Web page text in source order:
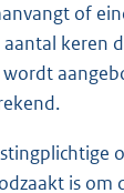
of
keren
is om